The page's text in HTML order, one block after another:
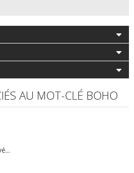
AU MOT-CLÉ BOHO